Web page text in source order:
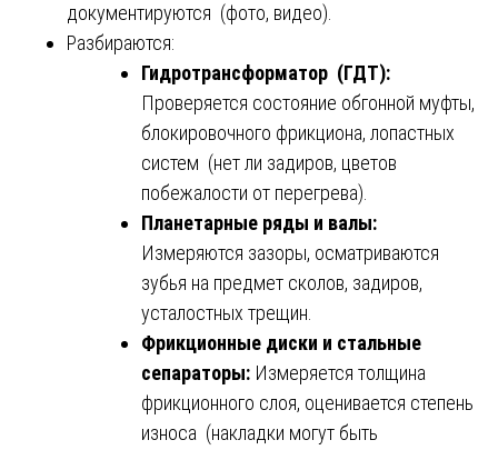
документируются (фото, видео).
Разбираются:
Гидротрансформатор (ГДТ):
Проверяется состояние обгонной муфты,
блокировочного фрикциона, лопастных
систем (нет ли задиров, цветов
побежалости от перегрева).
Планетарные ряды и валы:
Измеряются зазоры, осматриваются
зубья на предмет сколов, задиров,
усталостных трещин.
Фрикционные диски и стальные
сепараторы: Измеряется толщина
фрикционного слоя, оценивается степень
износа (накладки могут быть